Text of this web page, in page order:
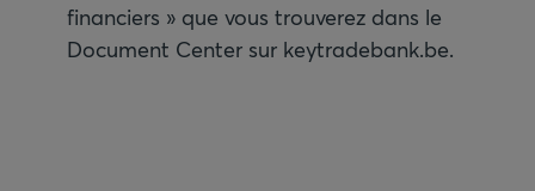
financiers » que vous trouverez dans le
Document Center sur keytradebank.be.